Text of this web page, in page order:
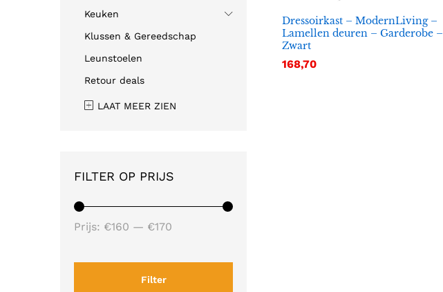
Dressoirkast – ModernLiving –
Lamellen deuren – Garderobe –
Zwart
168,70
168,70
Keuken
Klussen & Gereedschap
Leunstoelen
Retour deals
LAAT MEER ZIEN
FILTER OP PRIJS
Filter
Prijs: €160 — €170